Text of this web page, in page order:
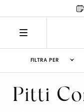
FILTRA PER
Pitti